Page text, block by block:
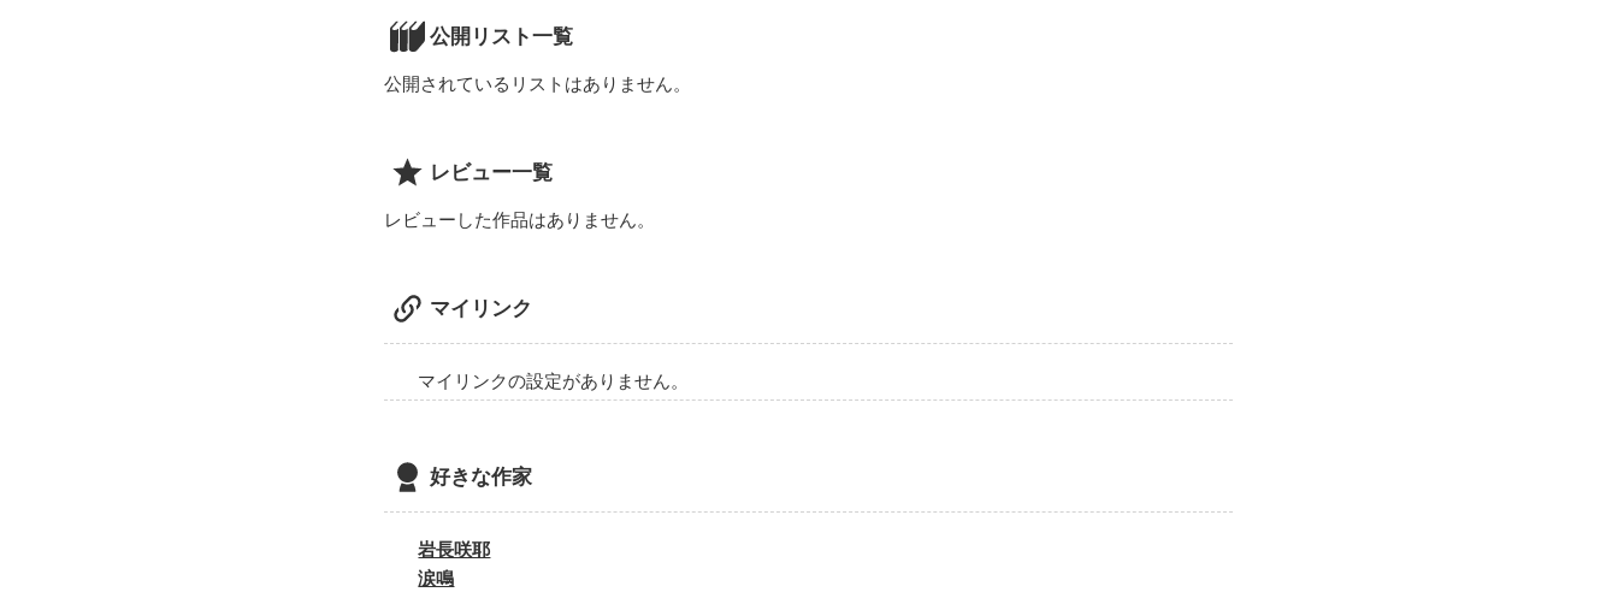
わたしは辻くんが好きでたまらない。
   ×
公開リスト一覧
公開されているリストはありません。
レビュー一覧
レビューした作品はありません。
マイリンク
マイリンクの設定がありません。
好きな作家
岩長咲耶
涙鳴